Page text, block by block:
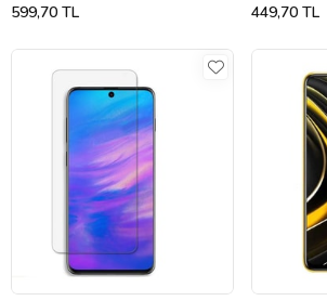
599,70 TL 449,70 TL